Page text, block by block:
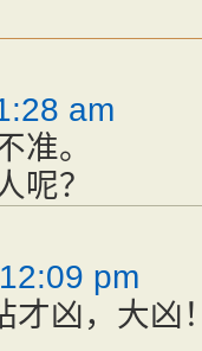
am
准。
呢？
pm
才凶，大凶